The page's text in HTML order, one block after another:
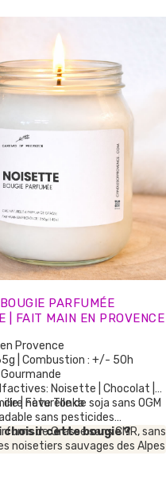
PARFUMÉE
| FAIT MAIN EN PROVENCE
Provence
| Combustion : +/- 50h
Noisette | Chocolat |
| Fève Tonka
cire naturelle de soja sans OGM
sans pesticides
de Grasse sans CMR, sans
de synthèse
choisir cette bougie ?
noisetiers sauvages des Alpes
cette bougie diffuse